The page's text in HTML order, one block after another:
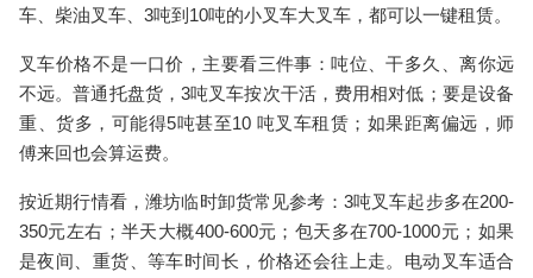
车、柴油叉车、3吨到10吨的小叉车大叉车，都可以一键租赁。
叉车价格不是一口价，主要看三件事：吨位、干多久、离你远
不远。普通托盘货，3吨叉车按次干活，费用相对低；要是设备
重、货多，可能得5吨甚至10 吨叉车租赁 ；如果距离偏远，师
傅来回也会算运费。
按近期行情看，潍坊临时卸货常见参考：3吨叉车起步多在200-
350元左右；半天大概400-600元；包天多在700-1000元；如果
是夜间、重货、等车时间长，价格还会往上走。 电动叉车适合